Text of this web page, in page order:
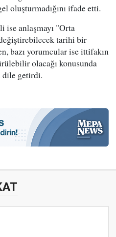
oluşturmadığını ifade etti.
ise anlaşmayı "Orta
tarihi bir
bazı yorumcular ise ittifakın
olacağı konusunda
dile getirdi.